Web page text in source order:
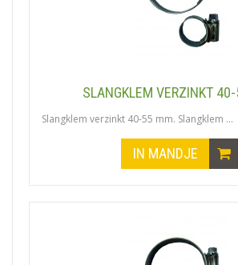
SLANGKLEM VERZINKT
Slangklem verzinkt 40-55 mm. Slangklem ...
IN MANDJE